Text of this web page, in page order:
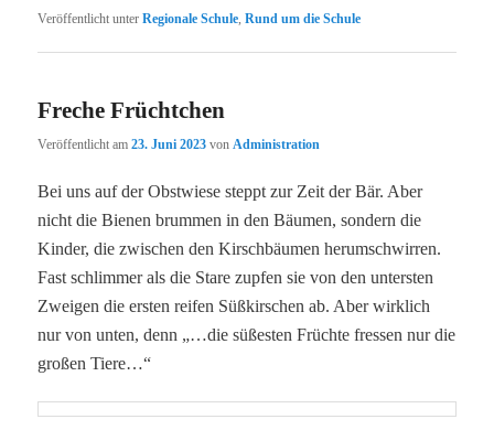
Veröffentlicht unter Regionale Schule,Rund um die Schule
Freche Früchtchen
Veröffentlicht am23. Juni 2023 vonAdministration
Bei uns auf der Obstwiese steppt zur Zeit der Bär. Aber
nicht die Bienen brummen in den Bäumen, sondern die
Kinder, die zwischen den Kirschbäumen herumschwirren.
Fast schlimmer als die Stare zupfen sie von den untersten
Zweigen die ersten reifen Süßkirschen ab. Aber wirklich
nur von unten, denn „…die süßesten Früchte fressen nur die
großen Tiere…“